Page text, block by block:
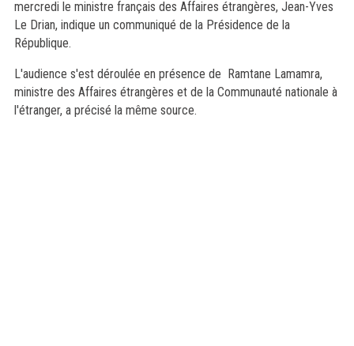
mercredi le ministre français des Affaires étrangères, Jean-Yves
Le Drian, indique un communiqué de la Présidence de la
République.
L'audience s'est déroulée en présence de Ramtane Lamamra,
ministre des Affaires étrangères et de la Communauté nationale à
l'étranger, a précisé la même source.